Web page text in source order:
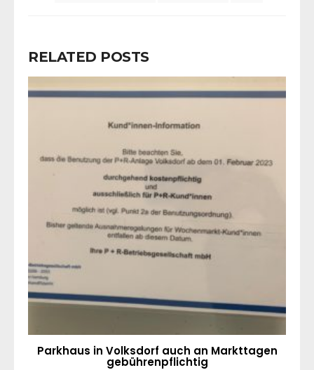
RELATED POSTS
Parkhaus in Volksdorf auch an Markttagen
gebührenpflichtig